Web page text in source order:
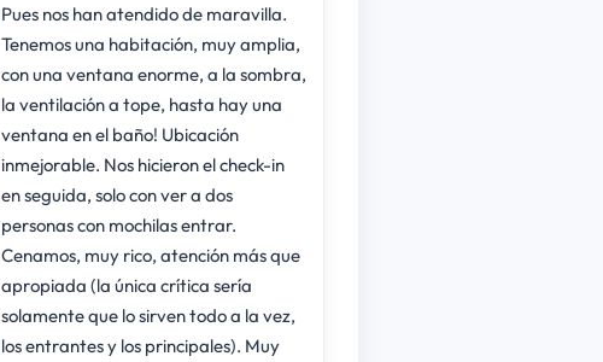
Pues nos han atendido de maravilla.
Tenemos una habitación, muy amplia,
con una ventana enorme, a la sombra,
la ventilación a tope, hasta hay una
ventana en el baño! Ubicación
inmejorable. Nos hicieron el check-in
en seguida, solo con ver a dos
personas con mochilas entrar.
Cenamos, muy rico, atención más que
apropiada (la única crítica sería
solamente que lo sirven todo a la vez,
los entrantes y los principales). Muy